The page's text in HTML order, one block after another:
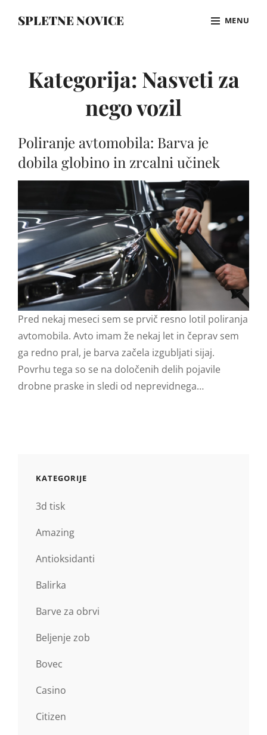
SPLETNE NOVICE MENU
Kategorija: Nasveti za
nego vozil
Poliranje avtomobila: Barva je
dobila globino in zrcalni učinek
Pred nekaj meseci sem se prvič resno lotil poliranja
avtomobila. Avto imam že nekaj let in čeprav sem
ga redno pral, je barva začela izgubljati sijaj.
Povrhu tega so se na določenih delih pojavile
drobne praske in sledi od neprevidnega…
KATEGORIJE
3d tisk
Amazing
Antioksidanti
Balirka
Barve za obrvi
Beljenje zob
Bovec
Casino
Citizen